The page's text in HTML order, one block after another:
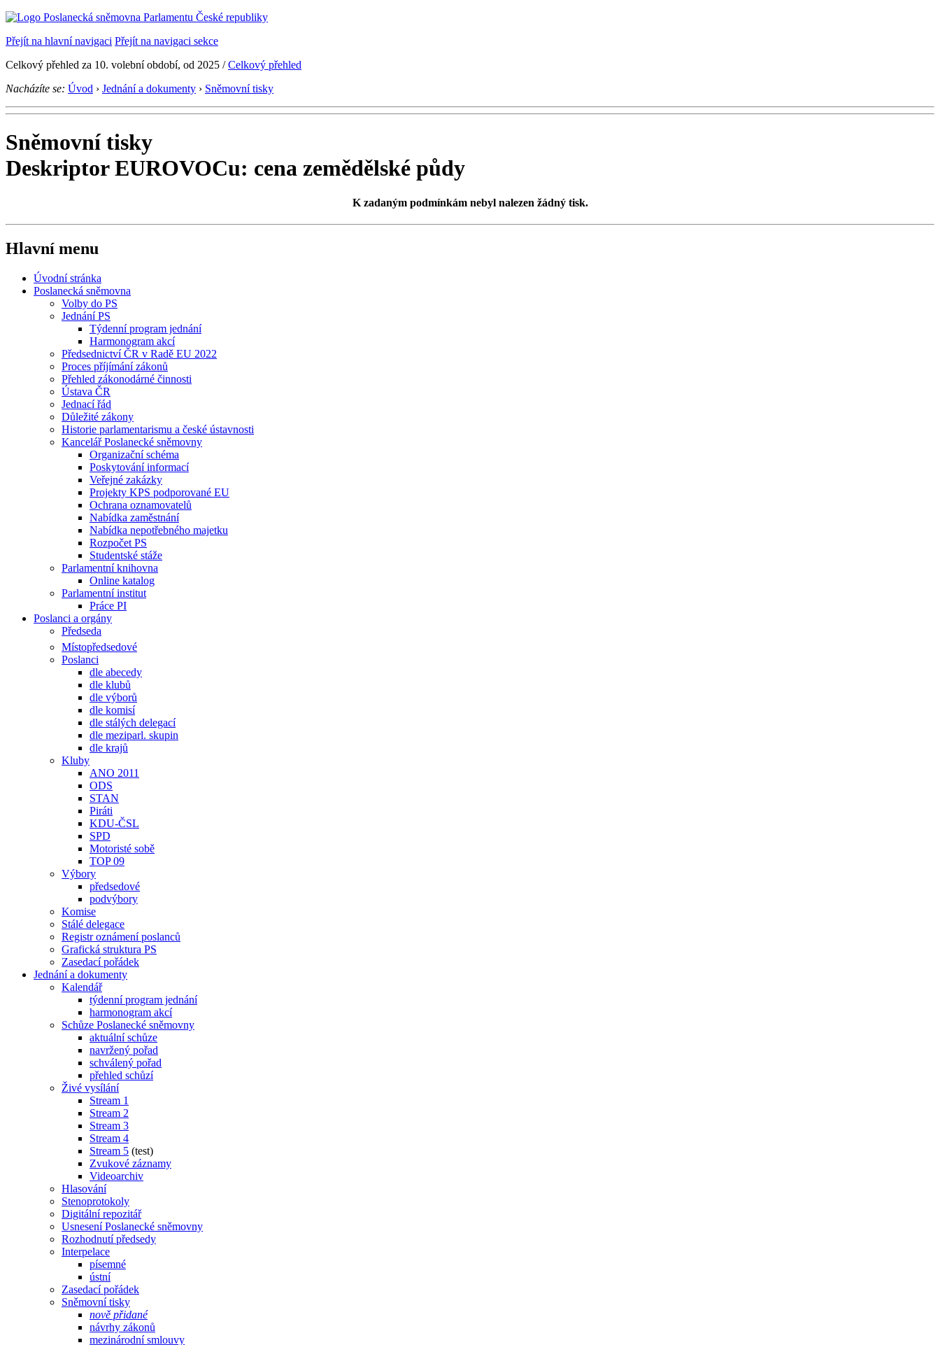
Přejít na hlavní navigaci Přejít na navigaci sekce
Celkový přehled za 10. volební období, od 2025 /Celkový přehled
Nacházíte se: Úvod › Jednání a dokumenty › Sněmovní tisky
Sněmovní tisky
Deskriptor EUROVOCu: cena zemědělské půdy
K zadaným podmínkám nebyl nalezen žádný tisk.
Hlavní menu
Úvodní stránka
Poslanecká sněmovna
Volby do PS
Jednání PS
Týdenní program jednání
Harmonogram akcí
Předsednictví ČR v Radě EU 2022
Proces příjímání zákonů
Přehled zákonodárné činnosti
Ústava ČR
Jednací řád
Důležité zákony
Historie parlamentarismu a české ústavnosti
Kancelář Poslanecké sněmovny
Organizační schéma
Poskytování informací
Veřejné zakázky
Projekty KPS podporované EU
Ochrana oznamovatelů
Nabídka zaměstnání
Nabídka nepotřebného majetku
Rozpočet PS
Studentské stáže
Parlamentní knihovna
Online katalog
Parlamentní institut
Práce PI
Poslanci a orgány
Předseda
Místopředsedové
Poslanci
dle abecedy
dle klubů
dle výborů
dle komisí
dle stálých delegací
dle meziparl. skupin
dle krajů
Kluby
ANO 2011
ODS
STAN
Piráti
KDU-ČSL
SPD
Motoristé sobě
TOP 09
Výbory
předsedové
podvýbory
Komise
Stálé delegace
Registr oznámení poslanců
Grafická struktura PS
Zasedací pořádek
Jednání a dokumenty
Kalendář
týdenní program jednání
harmonogram akcí
Schůze Poslanecké sněmovny
aktuální schůze
navržený pořad
schválený pořad
přehled schůzí
Živé vysílání
Stream 1
Stream 2
Stream 3
Stream 4
Stream 5 (test)
Zvukové záznamy
Videoarchiv
Hlasování
Stenoprotokoly
Digitální repozitář
Usnesení Poslanecké sněmovny
Rozhodnutí předsedy
Interpelace
písemné
ústní
Zasedací pořádek
Sněmovní tisky
nově přidané
návrhy zákonů
mezinárodní smlouvy